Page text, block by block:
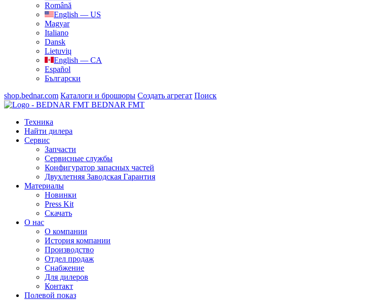
Română
English — US
Magyar
Italiano
Dansk
Lietuvių
English — CA
Español
Български
shop.bednar.com Каталоги и брошюры Создать агрегат Поиск
BEDNAR FMT
Техника
Найти дилера
Сервис
Запчасти
Сервисные службы
Конфигуратор запасных частей
Двухлетняя Заводская Гарантия
Материалы
Новинки
Press Kit
Скачать
О нас
О компании
История компании
Производство
Отдел продаж
Cнабжение
Для дилеров
Контакт
Полевой показ